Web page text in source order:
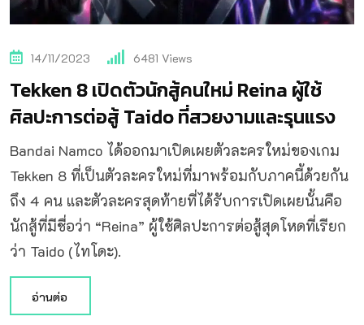
14/11/2023 6481 Views
Tekken 8 เปิดตัวนักสู้คนใหม่ Reina ผู้ใช้
ศิลปะการต่อสู้ Taido ที่สวยงามและรุนแรง
Bandai Namco ได้ออกมาเปิดเผยตัวละครใหม่ของเกม
Tekken 8 ที่เป็นตัวละครใหม่ที่มาพร้อมกับภาคนี้ด้วยกัน
ถึง 4 คน และตัวละครสุดท้ายที่ได้รับการเปิดเผยนั้นคือ
นักสู้ที่มีชื่อว่า “Reina” ผู้ใช้ศิลปะการต่อสู้สุดโหดที่เรียก
ว่า Taido (ไทโดะ).
อ่านต่อ